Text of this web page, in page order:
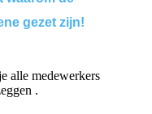
gezet zijn!
alle medewerkers
.